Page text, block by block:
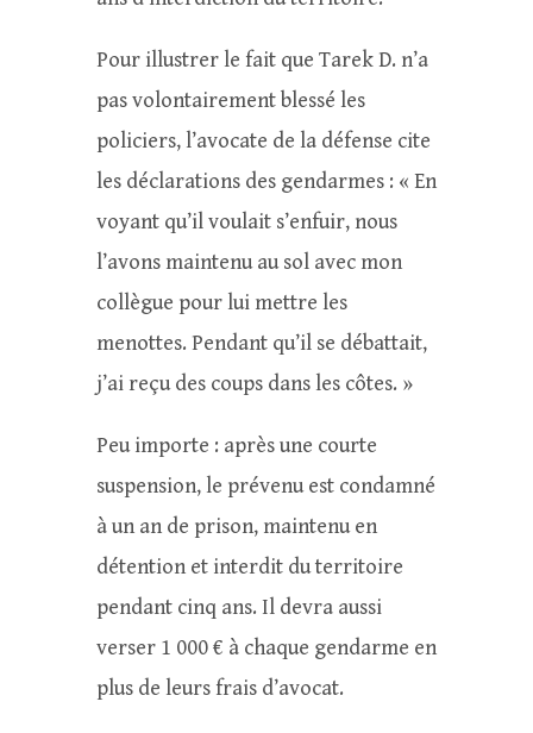
Pour illustrer le fait que Tarek D. n’a
pas volontairement blessé les
policiers, l’avocate de la défense cite
les déclarations des gendarmes : « En
voyant qu’il voulait s’enfuir, nous
l’avons maintenu au sol avec mon
collègue pour lui mettre les
menottes. Pendant qu’il se débattait,
j’ai reçu des coups dans les côtes. »
Peu importe : après une courte
suspension, le prévenu est condamné
à un an de prison, maintenu en
détention et interdit du territoire
pendant cinq ans. Il devra aussi
verser 1 000 € à chaque gendarme en
plus de leurs frais d’avocat.